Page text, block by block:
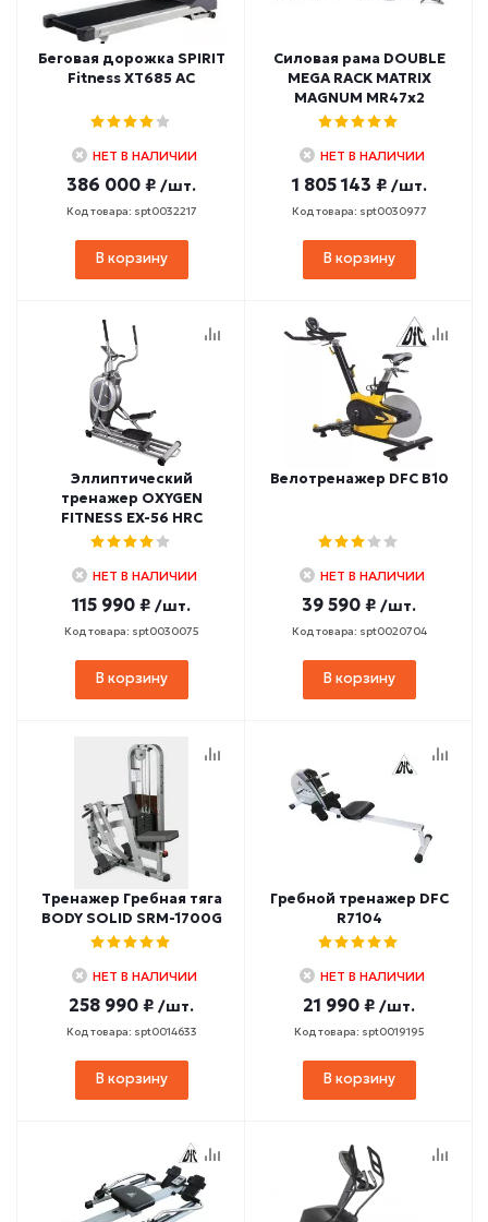
Беговая дорожка SPIRIT
Fitness XT685 AC
НЕТ В НАЛИЧИИ
386 000 ₽ /шт.
Код товара: spt0032217
В корзину
Силовая рама DOUBLE
MEGA RACK MATRIX
MAGNUM MR47x2
НЕТ В НАЛИЧИИ
1 805 143 ₽ /шт.
Код товара: spt0030977
В корзину
Эллиптический
тренажер OXYGEN
FITNESS EX-56 HRC
НЕТ В НАЛИЧИИ
115 990 ₽ /шт.
Код товара: spt0030075
В корзину
Велотренажер DFC B10
НЕТ В НАЛИЧИИ
39 590 ₽ /шт.
Код товара: spt0020704
В корзину
Тренажер Гребная тяга
BODY SOLID SRM-1700G
НЕТ В НАЛИЧИИ
258 990 ₽ /шт.
Код товара: spt0014633
В корзину
Гребной тренажер DFC
R7104
НЕТ В НАЛИЧИИ
21 990 ₽ /шт.
Код товара: spt0019195
В корзину